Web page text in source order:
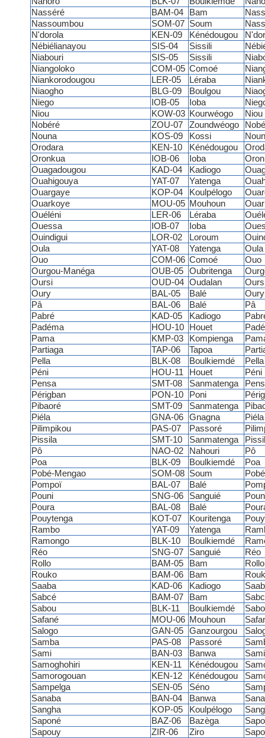
Nasséré
BAM-04 Bam
Nassoumbou
SOM-07 Soum
N'dorola
KEN-09 Kénédougou
Nébiélianayou
SIS-04 Sissili
Niabouri
SIS-05 Sissili
Niangoloko
COM-05 Comoé
Niankorodougou
LER-05 Léraba
Niaogho
BLG-09 Boulgou
Niego
IOB-05 Ioba
Niou
KOW-03 Kourwéogo
Niou
Nobéré
ZOU-07 Zoundwéogo
Nouna
KOS-09 Kossi
Orodara
KEN-10 Kénédougou
Oronkua
IOB-06 Ioba
Ouagadougou
KAD-04 Kadiogo
Ouahigouya
YAT-07 Yatenga
Ouargaye
KOP-04 Koulpélogo
Ouarkoye
MOU-05 Mouhoun
Ouéléni
LER-06 Léraba
Ouessa
IOB-07 Ioba
Ouindigui
LOR-02 Loroum
Oula
YAT-08 Yatenga
Oula
Ouo
COM-06 Comoé
Ouo
Ourgou-Manéga
OUB-05 Oubritenga
Oursi
OUD-04 Oudalan
Oury
BAL-05 Balé
Oury
Pâ
BAL-06 Balé
Pâ
Pabré
KAD-05 Kadiogo
Padéma
HOU-10 Houet
Pama
KMP-03 Kompienga
Partiaga
TAP-06 Tapoa
Pella
BLK-08 Boulkiemdé
Pella
Péni
HOU-11 Houet
Péni
Pensa
SMT-08 Sanmatenga
Périgban
PON-10 Poni
Pibaoré
SMT-09 Sanmatenga
Piéla
GNA-06 Gnagna
Piéla
Pilimpikou
PAS-07 Passoré
Pissila
SMT-10 Sanmatenga
Pô
NAO-02 Nahouri
Pô
Poa
BLK-09 Boulkiemdé
Poa
Pobé-Mengao
SOM-08 Soum
Pompoï
BAL-07 Balé
Pouni
SNG-06 Sanguié
Poura
BAL-08 Balé
Pouytenga
KOT-07 Kouritenga
Rambo
YAT-09 Yatenga
Ramongo
BLK-10 Boulkiemdé
Réo
SNG-07 Sanguié
Réo
Rollo
BAM-05 Bam
Rollo
Rouko
BAM-06 Bam
Saaba
KAD-06 Kadiogo
Sabcé
BAM-07 Bam
Sabou
BLK-11 Boulkiemdé
Safané
MOU-06 Mouhoun
Salogo
GAN-05 Ganzourgou
Samba
PAS-08 Passoré
Sami
BAN-03 Banwa
Sami
Samoghohiri
KEN-11 Kénédougou
Samorogouan
KEN-12 Kénédougou
Sampelga
SEN-05 Séno
Sanaba
BAN-04 Banwa
Sangha
KOP-05 Koulpélogo
Saponé
BAZ-06 Bazèga
Sapouy
ZIR-06 Ziro